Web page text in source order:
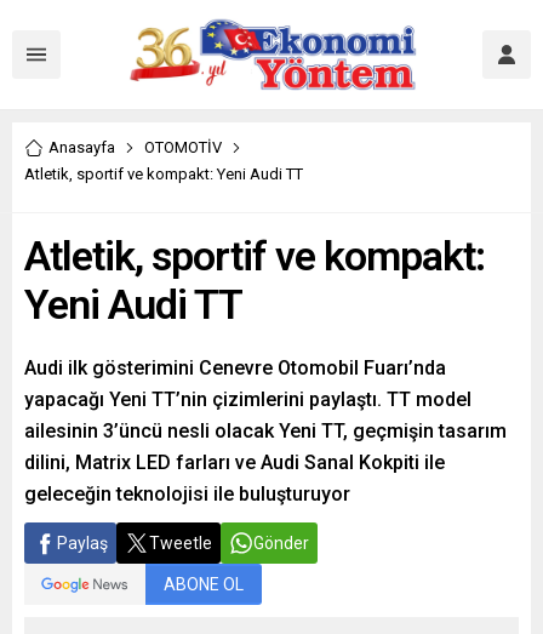
Anasayfa
OTOMOTİV
Atletik, sportif ve kompakt: Yeni Audi TT
Atletik, sportif ve kompakt:
Yeni Audi TT
Audi ilk gösterimini Cenevre Otomobil Fuarı’nda
yapacağı Yeni TT’nin çizimlerini paylaştı. TT model
ailesinin 3’üncü nesli olacak Yeni TT, geçmişin tasarım
dilini, Matrix LED farları ve Audi Sanal Kokpiti ile
geleceğin teknolojisi ile buluşturuyor
Paylaş Tweetle Gönder
ABONE OL